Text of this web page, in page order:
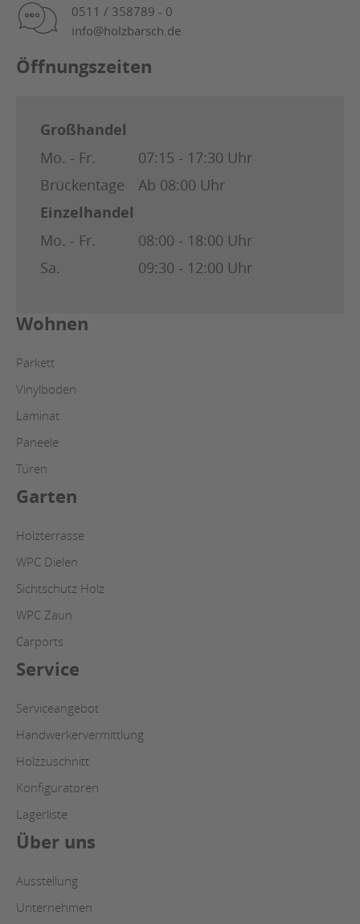
0511 / 358789 - 0
info@holzbarsch.de
Öffnungszeiten
Großhandel
Mo. - Fr.
07:15 - 17:30 Uhr
Brückentage
Ab 08:00 Uhr
Einzelhandel
Mo. - Fr.
08:00 - 18:00 Uhr
Sa.
09:30 - 12:00 Uhr
Wohnen
Parkett
Vinylboden
Laminat
Paneele
Türen
Garten
Holzterrasse
WPC Dielen
Sichtschutz Holz
WPC Zaun
Carports
Service
Serviceangebot
Handwerkervermittlung
Holzzuschnitt
Konfiguratoren
Lagerliste
Über uns
Ausstellung
Unternehmen